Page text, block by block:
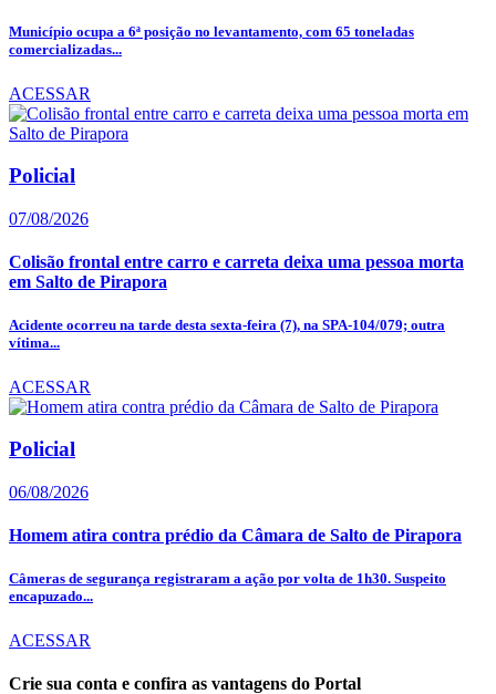
Município ocupa a 6ª posição no levantamento, com 65 toneladas
comercializadas...
ACESSAR
Policial
07/08/2026
Colisão frontal entre carro e carreta deixa uma pessoa morta
em Salto de Pirapora
Acidente ocorreu na tarde desta sexta-feira (7), na SPA-104/079; outra
vítima...
ACESSAR
Policial
06/08/2026
Homem atira contra prédio da Câmara de Salto de Pirapora
Câmeras de segurança registraram a ação por volta de 1h30. Suspeito
encapuzado...
ACESSAR
Crie sua conta e confira as vantagens do Portal